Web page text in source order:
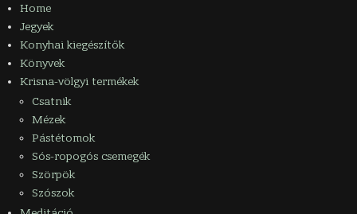
Home
Jegyek
Konyhai kiegészítők
Könyvek
Krisna-völgyi termékek
Csatnik
Mézek
Pástétomok
Sós-ropogós csemegék
Szörpök
Szószok